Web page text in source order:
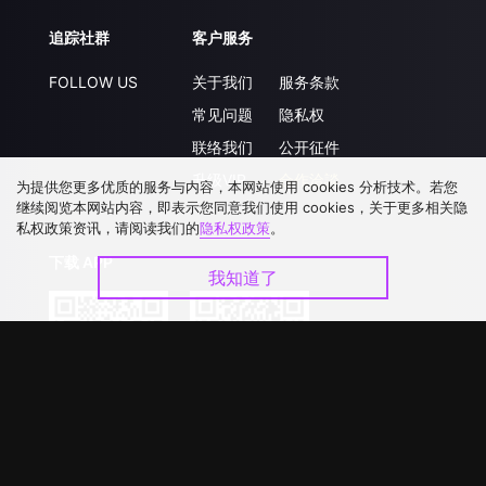
追踪社群
FOLLOW US
客户服务
关于我们
常见问题
联络我们
升级VIP
服务条款
隐私权
公开征件
合作洽談
下载 APP
为提供您更多优质的服务与内容，本网站使用 cookies 分析技术。若您
继续阅览本网站内容，即表示您同意我们使用 cookies，关于更多相关隐
私权政策资讯，请阅读我们的隐私权政策。
我知道了